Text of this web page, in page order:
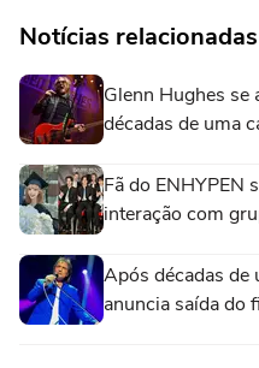
Notícias relacionadas
Glenn Hughes se
décadas de uma
Fã do ENHYPEN
interação com
Após décadas de
anuncia saída do